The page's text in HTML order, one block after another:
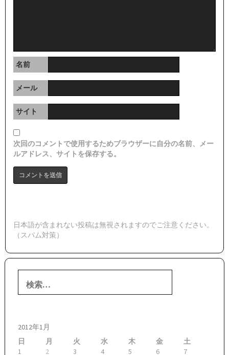
名前
メール
サイト
次回のコメントで使用するためブラウザーに自分の名前、メー
ルアドレス、サイトを保存する。
日本語が含まれない投稿は無視されますのでご注意ください。
（スパム対策）
索:
2012年1月
日
月 火 水 木 金
土
1
2 3 4 5 6
7